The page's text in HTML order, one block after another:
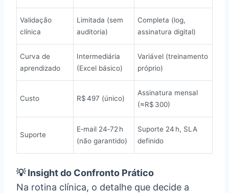
Validação
clínica
Limitada (sem
auditoria)
Completa (log,
assinatura digital)
Curva de
aprendizado
Intermediária
(Excel básico)
Variável (treinamento
próprio)
Custo R$ 497 (único)
Assinatura mensal
(≈R$ 300)
Suporte
E‑mail 24‑72 h
(não garantido)
Suporte 24 h, SLA
definido
💡 Insight do Confronto Prático
Na rotina clínica, o detalhe que decide a